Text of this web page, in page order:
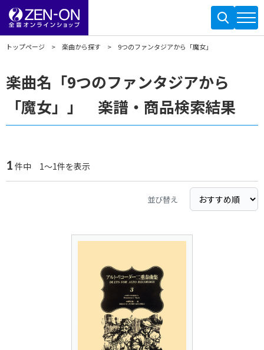
トップページ 楽曲から探す 9つのファンタジアから「魔女」
楽曲名「9つのファンタジアから
「魔女」」 楽譜・商品検索結果
1 件中 1～1件を表示
並び替え